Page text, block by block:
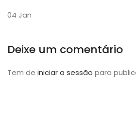
04 Jan
Deixe um comentário
Tem de iniciar a sessão para